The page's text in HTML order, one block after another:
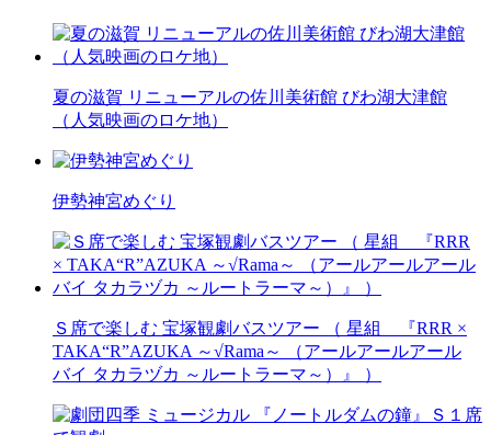
夏の滋賀 リニューアルの佐川美術館 びわ湖大津館
（人気映画のロケ地）
伊勢神宮めぐり
Ｓ席で楽しむ 宝塚観劇バスツアー （ 星組 『RRR ×
TAKA“R”AZUKA ～√Rama～ （アールアールアール
バイ タカラヅカ ～ルートラーマ～）』 ）